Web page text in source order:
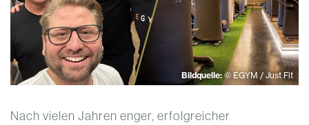
Bildquelle:© EGYM / Just Fit
Nach vielen Jahren enger, erfolgreicher